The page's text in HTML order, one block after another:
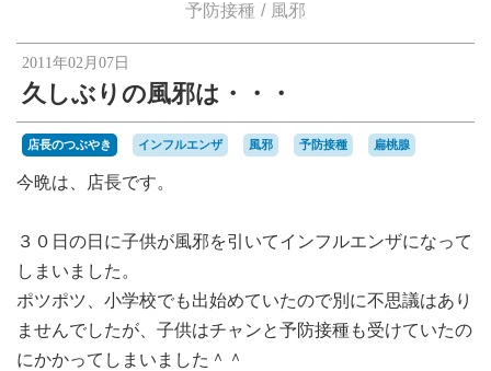
予防接種 風邪
2011年02月07日
久しぶりの風邪は・・・
店長のつぶやき インフルエンザ 風邪 予防接種 扁桃腺
今晩は、店長です。
３０日の日に子供が風邪を引いてインフルエンザになって
しまいました。
ポツポツ、小学校でも出始めていたので別に不思議はあり
ませんでしたが、子供はチャンと予防接種も受けていたの
にかかってしまいました＾＾